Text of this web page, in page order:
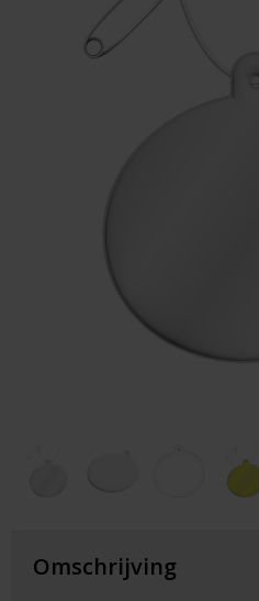
Huis & Lifestyle
Cadeaubonnen
Omschrijving